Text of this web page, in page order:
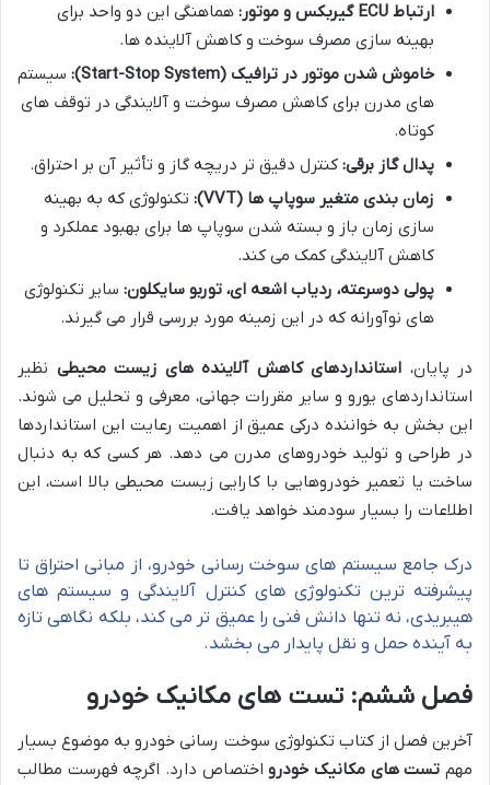
ارتباط ECU گیربکس و موتور:
هماهنگی این دو واحد برای
بهینه سازی مصرف سوخت و کاهش آلاینده ها.
خاموش شدن موتور در ترافیک (Start-Stop System):
سیستم
های مدرن برای کاهش مصرف سوخت و آلایندگی در توقف های
کوتاه.
پدال گاز برقی: کنترل دقیق تر دریچه گاز و تأثیر آن بر احتراق.
زمان بندی متغیر سوپاپ ها (VVT):
تکنولوژی که به بهینه
سازی زمان باز و بسته شدن سوپاپ ها برای بهبود عملکرد و
کاهش آلایندگی کمک می کند.
پولی دوسرعته، ردیاب اشعه ای، توربو سایکلون: سایر تکنولوژی
های نوآورانه که در این زمینه مورد بررسی قرار می گیرند.
در پایان، استانداردهای کاهش آلاینده های زیست محیطی نظیر
استانداردهای یورو و سایر مقررات جهانی، معرفی و تحلیل می شوند.
این بخش به خواننده درکی عمیق از اهمیت رعایت این استانداردها
در طراحی و تولید خودروهای مدرن می دهد. هر کسی که به دنبال
ساخت یا تعمیر خودروهایی با کارایی زیست محیطی بالا است، این
اطلاعات را بسیار سودمند خواهد یافت.
درک جامع سیستم های سوخت رسانی خودرو، از مبانی احتراق تا
پیشرفته ترین تکنولوژی های کنترل آلایندگی و سیستم های
هیبریدی، نه تنها دانش فنی را عمیق تر می کند، بلکه نگاهی تازه
به آینده حمل و نقل پایدار می بخشد.
فصل ششم: تست های مکانیک خودرو
آخرین فصل از کتاب تکنولوژی سوخت رسانی خودرو به موضوع بسیار
مهم تست های مکانیک خودرواختصاص دارد. اگرچه فهرست مطالب